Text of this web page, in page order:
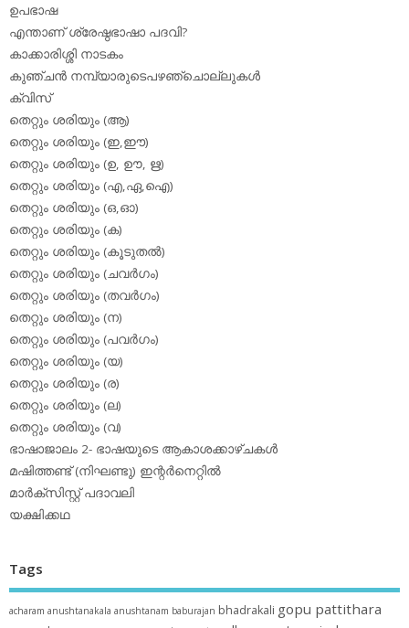
ഉപഭാഷ
എന്താണ് ശ്രേഷ്ഠഭാഷാ പദവി?
കാക്കാരിശ്ശി നാടകം
കുഞ്ചന്‍ നമ്പ്യാരുടെപഴഞ്ചൊല്ലുകള്‍
ക്വിസ്
തെറ്റും ശരിയും (ആ)
തെറ്റും ശരിയും (ഇ,ഈ)
തെറ്റും ശരിയും (ഉ, ഊ, ഋ)
തെറ്റും ശരിയും (എ,ഏ,ഐ)
തെറ്റും ശരിയും (ഒ,ഓ)
തെറ്റും ശരിയും (ക)
തെറ്റും ശരിയും (കൂടുതല്‍)
തെറ്റും ശരിയും (ചവര്‍ഗം)
തെറ്റും ശരിയും (തവര്‍ഗം)
തെറ്റും ശരിയും (ന)
തെറ്റും ശരിയും (പവര്‍ഗം)
തെറ്റും ശരിയും (യ)
തെറ്റും ശരിയും (ര)
തെറ്റും ശരിയും (ല)
തെറ്റും ശരിയും (വ)
ഭാഷാജാലം 2- ഭാഷയുടെ ആകാശക്കാഴ്ചകള്‍
മഷിത്തണ്ട് (നിഘണ്ടു) ഇന്റര്‍നെറ്റില്‍
മാര്‍ക്‌സിസ്റ്റ് പദാവലി
യക്ഷിക്കഥ
Tags
acharam anushtanakala anushtanam baburajan bhadrakali gopu pattithara